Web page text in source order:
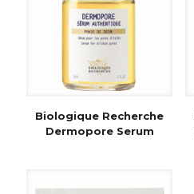
Biologique Recherche
Dermopore Serum